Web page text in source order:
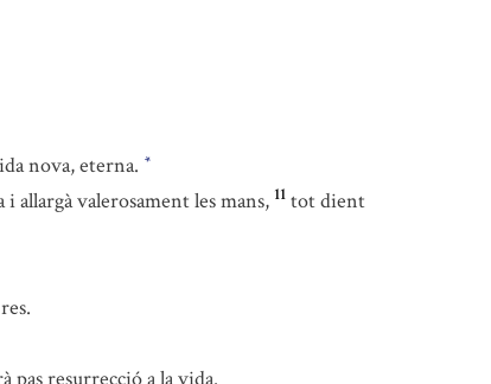
nova, eterna. *
allargà valerosament les mans, 11 tot dient